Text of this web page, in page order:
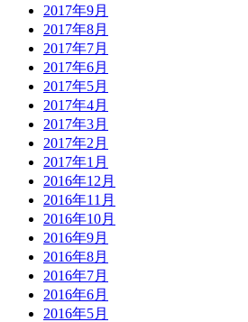
2017年9月
2017年8月
2017年7月
2017年6月
2017年5月
2017年4月
2017年3月
2017年2月
2017年1月
2016年12月
2016年11月
2016年10月
2016年9月
2016年8月
2016年7月
2016年6月
2016年5月